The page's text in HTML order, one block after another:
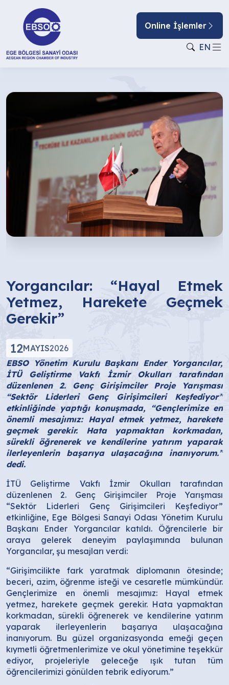
Online İşlemler
EN
Yorgancılar: “Hayal Etmek
Yetmez, Harekete Geçmek
Gerekir”
12MAYIS2026
EBSO Yönetim Kurulu Başkanı Ender Yorgancılar,
İTÜ Geliştirme Vakfı İzmir Okulları tarafından
düzenlenen 2. Genç Girişimciler Proje Yarışması
“Sektör Liderleri Genç Girişimcileri Keşfediyor”
etkinliğinde yaptığı konuşmada, “Gençlerimize en
önemli mesajımız: Hayal etmek yetmez, harekete
geçmek gerekir. Hata yapmaktan korkmadan,
sürekli öğrenerek ve kendilerine yatırım yaparak
ilerleyenlerin başarıya ulaşacağına inanıyorum.”
dedi.
İTÜ Geliştirme Vakfı İzmir Okulları tarafından
düzenlenen 2. Genç Girişimciler Proje Yarışması
“Sektör Liderleri Genç Girişimcileri Keşfediyor”
etkinliğine, Ege Bölgesi Sanayi Odası Yönetim Kurulu
Başkanı Ender Yorgancılar katıldı. Öğrencilerle bir
araya gelerek deneyim paylaşımında bulunan
Yorgancılar, şu mesajları verdi:
“Girişimcilikte fark yaratmak diplomanın ötesinde;
beceri, azim, öğrenme isteği ve cesaretle mümkündür.
Gençlerimize en önemli mesajımız: Hayal etmek
yetmez, harekete geçmek gerekir. Hata yapmaktan
korkmadan, sürekli öğrenerek ve kendilerine yatırım
yaparak ilerleyenlerin başarıya ulaşacağına
inanıyorum. Bu güzel organizasyonda emeği geçen
kıymetli öğretmenlerimize ve okul yönetimine teşekkür
ediyor, projeleriyle geleceğe ışık tutan tüm
öğrencilerimizi gönülden tebrik ediyorum.”